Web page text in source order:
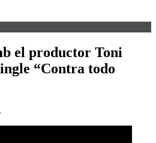
el productor Toni
“Contra todo
.